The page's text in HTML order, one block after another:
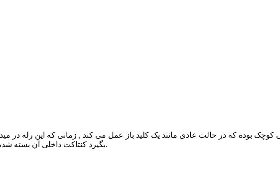
رله یک سوئیچ مکانیکی کوچک بوده که در حالت عادی مانند یک کلید باز عمل می کند , زمانی که این
بگیرد کنتاکت داخلی آن بسته شده و مانند یک کلید در حالت بسته عمل می کند.